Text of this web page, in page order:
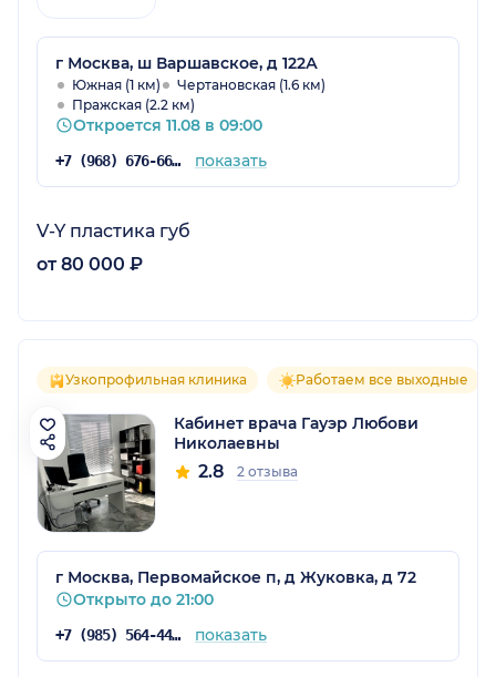
г Москва, ш Варшавское, д 122А
Южная (1 км)
Чертановская (1.6 км)
Пражская (2.2 км)
Откроется 11.08 в 09:00
+7 (968) 676-66-63 показать
V-Y пластика губ
от 80 000 ₽
Узкопрофильная клиника Работаем все выходные
Кабинет врача Гауэр Любови
Николаевны
2.8 2 отзыва
г Москва, Первомайское п, д Жуковка, д 72
Открыто до 21:00
+7 (985) 564-44-85 показать